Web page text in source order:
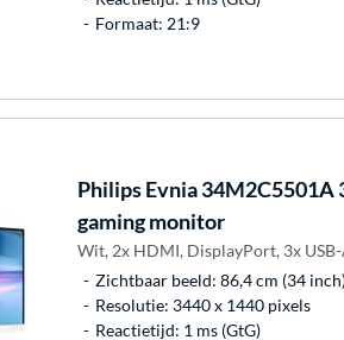
Formaat: 21:9
PhilipsEvnia 34M2C5501A
gaming monitor
Wit, 2x HDMI, DisplayPort, 3x USB-
Zichtbaar beeld: 86,4 cm (34
Resolutie: 3440 x 1440 pixels
Reactietijd: 1 ms (GtG)